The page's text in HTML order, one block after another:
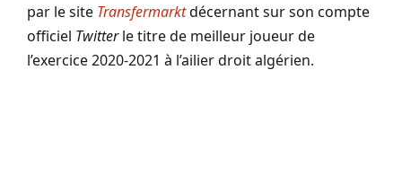
par le site Transfermarktdécernant sur son compte
officiel Twitterle titre de meilleur joueur de
l’exercice 2020-2021 à l’ailier droit algérien.